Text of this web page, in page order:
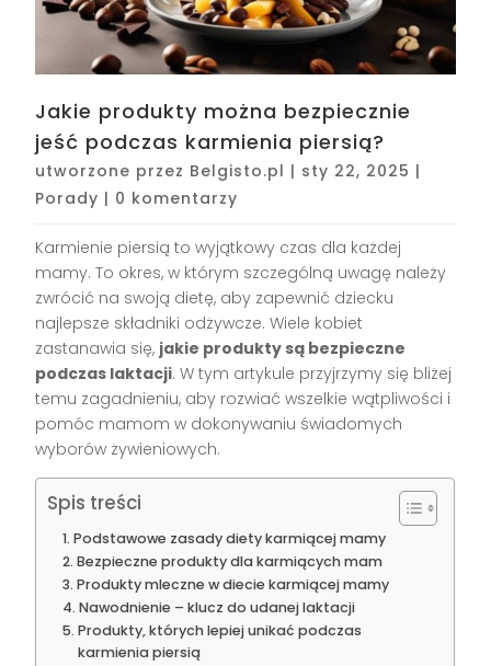
Jakie produkty można bezpiecznie
jeść podczas karmienia piersią?
utworzone przez Belgisto.pl | sty 22, 2025 |
Porady | 0 komentarzy
Karmienie piersią to wyjątkowy czas dla każdej
mamy. To okres, w którym szczególną uwagę należy
zwrócić na swoją dietę, aby zapewnić dziecku
najlepsze składniki odżywcze. Wiele kobiet
zastanawia się, jakie produkty są bezpieczne
podczas laktacji. W tym artykule przyjrzymy się bliżej
temu zagadnieniu, aby rozwiać wszelkie wątpliwości i
pomóc mamom w dokonywaniu świadomych
wyborów żywieniowych.
Spis treści
Podstawowe zasady diety karmiącej mamy
Bezpieczne produkty dla karmiących mam
Produkty mleczne w diecie karmiącej mamy
Nawodnienie – klucz do udanej laktacji
Produkty, których lepiej unikać podczas
karmienia piersią